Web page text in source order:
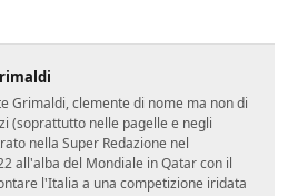
Grimaldi, clemente di nome ma non di
(soprattutto nelle pagelle e negli
nella Super Redazione nel
all'alba del Mondiale in Qatar con il
l'Italia a una competizione iridata